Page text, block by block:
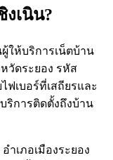
งเนิน?
ผู้ให้บริการเน็ตบ้าน
วัดระยอง รหัส
ฟเบอร์ที่เสถียรและ
ริการติดตั้งถึงบ้าน
ำเภอเมืองระยอง